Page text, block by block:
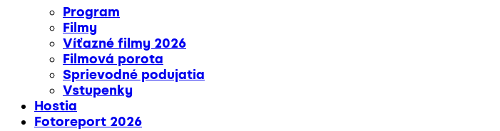
Program
Filmy
Víťazné filmy 2026
Filmová porota
Sprievodné podujatia
Vstupenky
Hostia
Fotoreport 2026